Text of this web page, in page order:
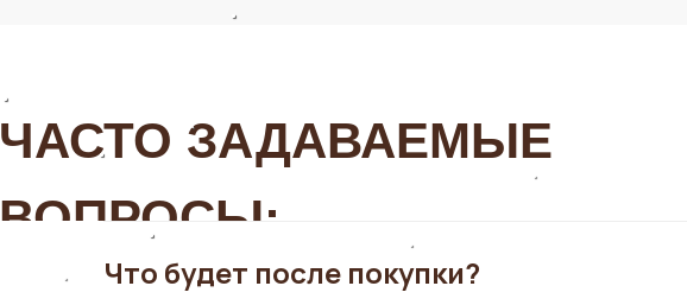
ЧАСТО ЗАДАВАЕМЫЕ
ВОПРОСЫ:
Что будет после покупки?